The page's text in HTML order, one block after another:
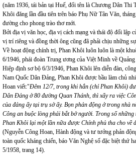
(năm 1936, tái bản tại Huế, đổi tên là Chương Dân Thi
Khôi đăng lần đầu tiên trên báo Phụ Nữ Tân Văn,
đường cho phong trào thơ mới.
Bởi địa vị văn học, địa vị cách mạng và thái độ đối lập
vị trí riêng và đồng thời ông cũng đã phải chịu những
Về hoạt động chính trị, Phan Khôi luôn luôn là một
6/1946, phái đoàn Trung ương của Việt Minh về
Hiệp định sơ bộ 6/3/1946, Phan Khôi lên diễn đàn,
Nam Quốc Dân Đảng, Phan Khôi được bầu làm chủ
Hoan viết:"Đêm 12/7, trong khi hắn (chỉ Phan Khôi)
Dân Đảng ở 80 đường Quan Thánh, thì xẩy ra việc
của đảng ấy tại trụ sở ấy. Bọn phản động ở trong nhà
Công an buộc lòng phải bắt bớ người. Trong số
Phan Khôi lại một lần nữa được Chính phủ tha cho về
(Nguyễn Công Hoan, Hành động và tư tưởng phản
toàn quốc kháng chiến, báo Văn Nghệ số đặc biệt thứ
5/1958, trang 14).